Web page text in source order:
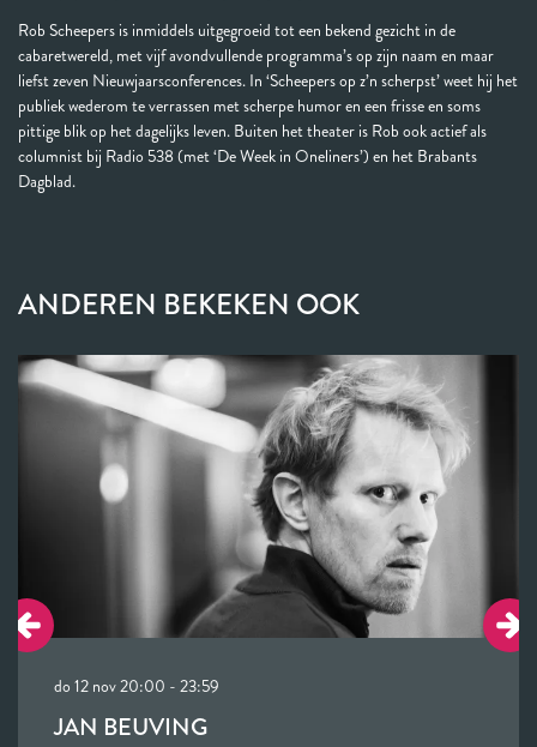
Rob Scheepers is inmiddels uitgegroeid tot een bekend gezicht in de
cabaretwereld, met vijf avondvullende programma’s op zijn naam en maar
liefst zeven Nieuwjaarsconferences. In ‘Scheepers op z’n scherpst’ weet hij het
publiek wederom te verrassen met scherpe humor en een frisse en soms
pittige blik op het dagelijks leven. Buiten het theater is Rob ook actief als
columnist bij Radio 538 (met ‘De Week in Oneliners’) en het Brabants
Dagblad.
ANDEREN BEKEKEN OOK
JAN BEUVING
do 12 nov20:00 - 23:59